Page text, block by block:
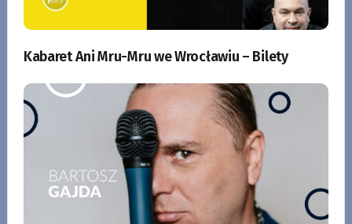
Kabaret Ani Mru-Mru we Wrocławiu – Bilety